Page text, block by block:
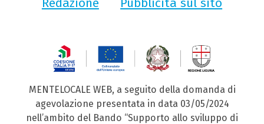
MENTELOCALE WEB, a seguito della domanda di
agevolazione presentata in data 03/05/2024
nell’ambito del Bando “Supporto allo sviluppo di